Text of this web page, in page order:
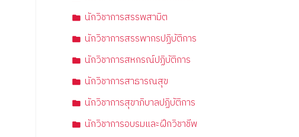
นักวิชาการสรรพสามิต
นักวิชาการสรรพากรปฏิบัติการ
นักวิชาการสหกรณ์ปฏิบัติการ
นักวิชาการสาธารณสุข
นักวิชาการสุขาภิบาลปฏิบัติการ
นักวิชาการอบรมและฝึกวิชาชีพ